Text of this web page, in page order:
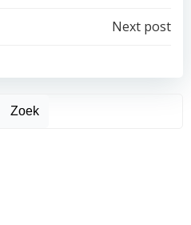
navigation
Next post
Zoek